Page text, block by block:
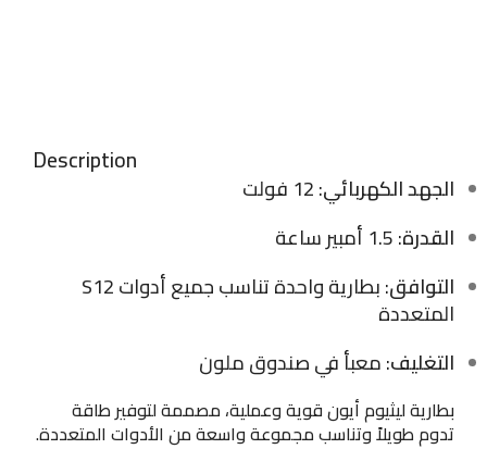
Description
الجهد الكهربائي: 12 فولت
القدرة: 1.5 أمبير ساعة
التوافق
: بطارية واحدة تناسب جميع أدوات S12
المتعددة
التغليف: معبأ في صندوق ملون
بطارية ليثيوم أيون قوية وعملية، مصممة لتوفير طاقة
تدوم طويلاً وتناسب مجموعة واسعة من الأدوات المتعددة.